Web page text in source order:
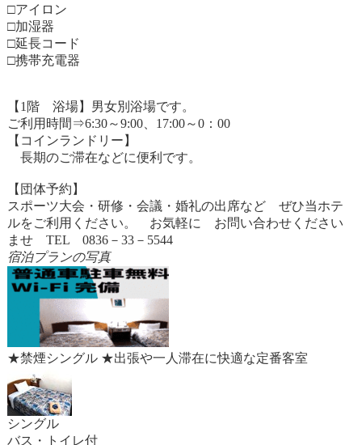
□アイロン
□加湿器
□延長コード
□携帯充電器
【1階 浴場】男女別浴場です。
ご利用時間⇒6:30～9:00、17:00～0：00
【コインランドリー】
長期のご滞在などに便利です。
【団体予約】
スポーツ大会・研修・会議・婚礼の出席など ぜひ当ホテ
ルをご利用ください。 お気軽に お問い合わせください
ませ TEL 0836－33－5544
宿泊プランの写真
★禁煙シングル ★出張や一人滞在に快適な定番客室
シングル
バス・トイレ付